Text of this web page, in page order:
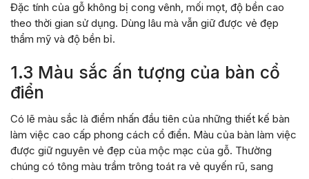
Đặc tính của gỗ không bị cong vênh, mối mọt, độ bền cao
theo thời gian sử dụng. Dùng lâu mà vẫn giữ được vẻ đẹp
thẩm mỹ và độ bền bỉ.
1.3 Màu sắc ấn tượng của bàn cổ
điển
Có lẽ màu sắc là điểm nhấn đầu tiên của những thiết kế bàn
làm việc cao cấp phong cách cổ điển. Màu của bàn làm việc
được giữ nguyên vẻ đẹp của mộc mạc của gỗ. Thường
chúng có tông màu trầm trông toát ra vẻ quyến rũ, sang